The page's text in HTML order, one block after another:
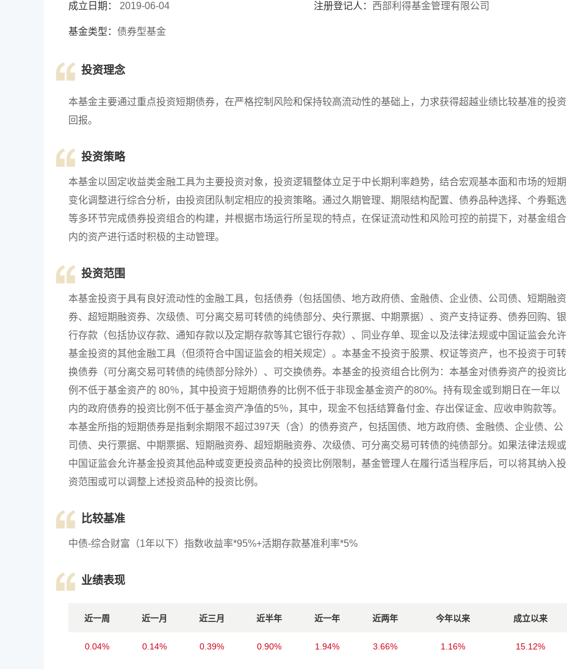
成立日期： 2019-06-04 注册登记人： 西部利得基金管理有限公司
基金类型： 债券型基金
投资理念
本基金主要通过重点投资短期债券，在严格控制风险和保持较高流动性的基础上，力求获得超越业绩比较基准的投资
回报。
投资策略
本基金以固定收益类金融工具为主要投资对象，投资逻辑整体立足于中长期利率趋势，结合宏观基本面和市场的短期
变化调整进行综合分析，由投资团队制定相应的投资策略。通过久期管理、期限结构配置、债券品种选择、个券甄选
等多环节完成债券投资组合的构建，并根据市场运行所呈现的特点，在保证流动性和风险可控的前提下，对基金组合
内的资产进行适时积极的主动管理。
投资范围
本基金投资于具有良好流动性的金融工具，包括债券（包括国债、地方政府债、金融债、企业债、公司债、短期融资
券、超短期融资券、次级债、可分离交易可转债的纯债部分、央行票据、中期票据）、资产支持证券、债券回购、银
行存款（包括协议存款、通知存款以及定期存款等其它银行存款）、同业存单、现金以及法律法规或中国证监会允许
基金投资的其他金融工具（但须符合中国证监会的相关规定）。本基金不投资于股票、权证等资产，也不投资于可转
换债券（可分离交易可转债的纯债部分除外）、可交换债券。本基金的投资组合比例为：本基金对债券资产的投资比
例不低于基金资产的 80％，其中投资于短期债券的比例不低于非现金基金资产的80%。持有现金或到期日在一年以
内的政府债券的投资比例不低于基金资产净值的5％，其中，现金不包括结算备付金、存出保证金、应收申购款等。
本基金所指的短期债券是指剩余期限不超过397天（含）的债券资产，包括国债、地方政府债、金融债、企业债、公
司债、央行票据、中期票据、短期融资券、超短期融资券、次级债、可分离交易可转债的纯债部分。如果法律法规或
中国证监会允许基金投资其他品种或变更投资品种的投资比例限制，基金管理人在履行适当程序后，可以将其纳入投
资范围或可以调整上述投资品种的投资比例。
比较基准
中债-综合财富（1年以下）指数收益率*95%+活期存款基准利率*5%
业绩表现
近一周 近一月 近三月 近半年 近一年 近两年 今年以来 成立以来
0.04% 0.14% 0.39% 0.90% 1.94% 3.66% 1.16% 15.12%